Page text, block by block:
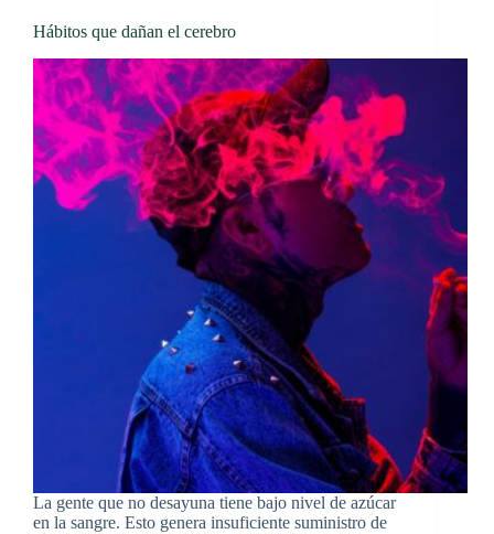
Hábitos que dañan el cerebro
La gente que no desayuna tiene bajo nivel de azúcar
en la sangre. Esto genera insuficiente suministro de